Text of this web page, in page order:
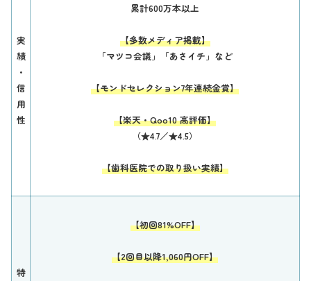
実
績
・
信
用
性
累計600万本以上
【多数メディア掲載】
「マツコ会議」「あさイチ」など
【モンドセレクション7年連続金賞】
【楽天・Qoo10 高評価】
（★4.7／★4.5）
【歯科医院での取り扱い実績】
特
【初回81%OFF】
【2回目以降1,060円OFF】